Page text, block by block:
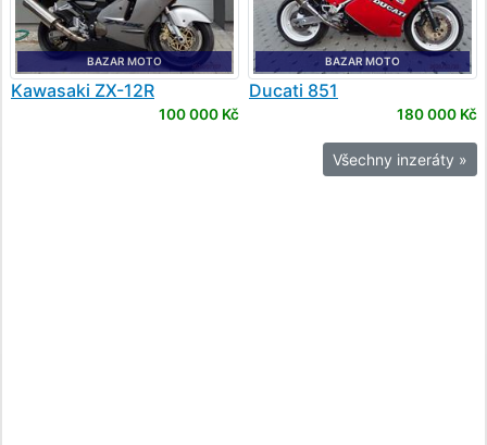
BAZAR MOTO
Kawasaki ZX-12R
100 000 Kč
BAZAR MOTO
Ducati 851
180 000 Kč
Všechny inzeráty »